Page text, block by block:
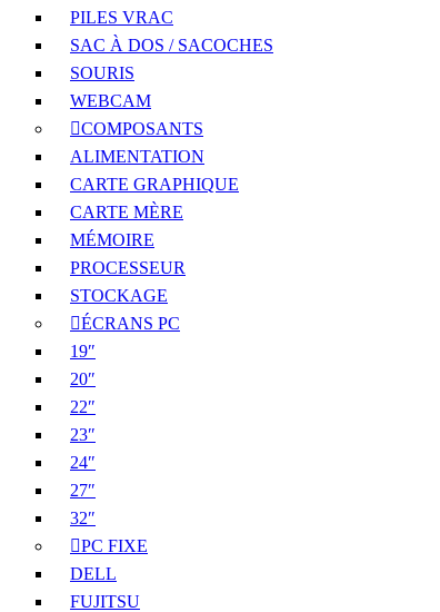
PILES VRAC
SAC À DOS / SACOCHES
SOURIS
WEBCAM
COMPOSANTS
ALIMENTATION
CARTE GRAPHIQUE
CARTE MÈRE
MÉMOIRE
PROCESSEUR
STOCKAGE
ÉCRANS PC
19″
20″
22″
23″
24″
27″
32″
PC FIXE
DELL
FUJITSU